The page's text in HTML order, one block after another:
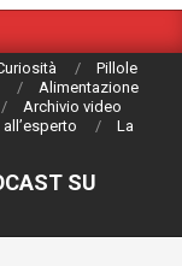
Pillole
Alimentazione
Archivio video
La
SU